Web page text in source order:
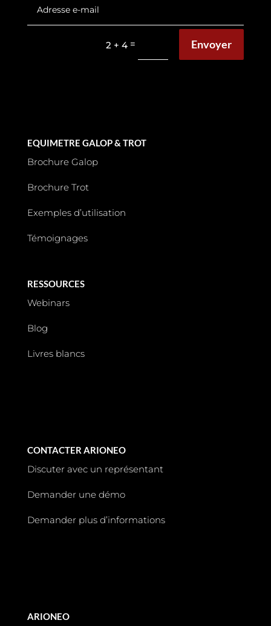
2 + 4 = Envoyer
EQUIMETRE GALOP & TROT
Brochure Galop
Brochure Trot
Exemples d’utilisation
Témoignages
RESSOURCES
Webinars
Blog
Livres blancs
CONTACTER ARIONEO
Discuter avec un représentant
Demander une démo
Demander plus d’informations
ARIONEO